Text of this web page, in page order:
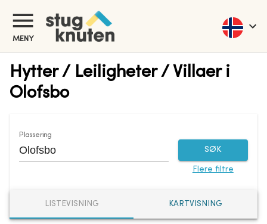
MENY
Hytter / Leiligheter / Villaer i
Olofsbo
Plassering
SØK
Flere filtre
LISTEVISNING KARTVISNING